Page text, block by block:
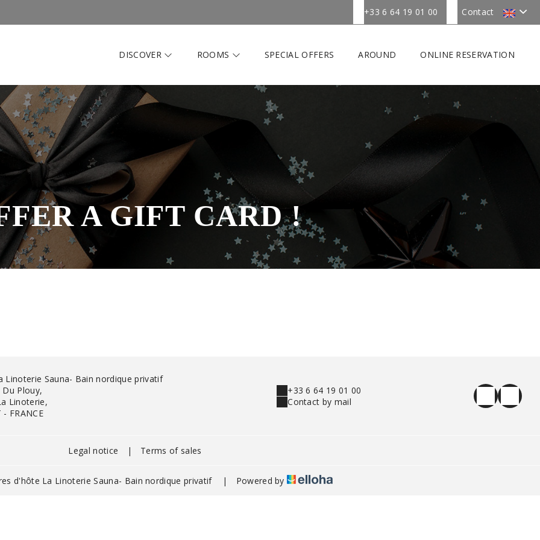
Contact
+33 6 64 19 01 00
DISCOVER ROOMS SPECIAL OFFERS AROUND ONLINE RESERVATION
A GIFT CARD !
Linoterie Sauna- Bain nordique privatif
Plouy,
Linoterie,
- FRANCE
+33 6 64 19 01 00
Contact by mail
Legal notice | Terms of sales
d'hôte La Linoterie Sauna- Bain nordique privatif | Powered by